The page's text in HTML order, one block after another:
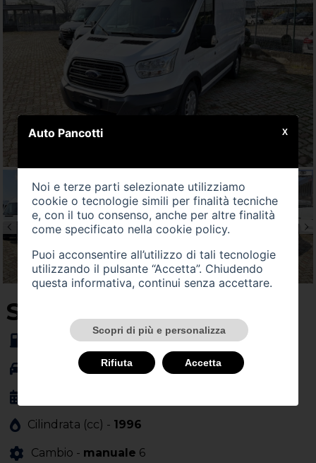
SU QUEST'AUTO
Alimentazione -gasolio
Carrozzeria -
Cilindrata (cc) - 1996
Cambio - manuale 6
Auto Pancotti
Noi e terze parti selezionate utilizziamo
cookie o tecnologie simili per finalità tecniche
e, con il tuo consenso, anche per altre finalità
come specificato nella cookie policy.
Puoi acconsentire all’utilizzo di tali tecnologie
utilizzando il pulsante “Accetta”. Chiudendo
questa informativa, continui senza accettare.
Scopri di più e personalizza
Rifiuta Accetta
X